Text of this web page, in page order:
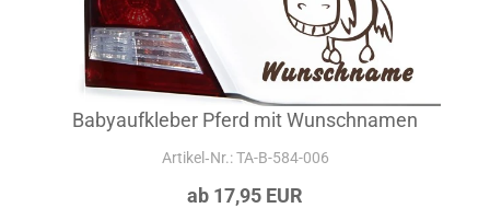
Babyaufkleber Pferd mit Wunschnamen
Artikel‑Nr.: TA-B-584-006
ab 17,95 EUR